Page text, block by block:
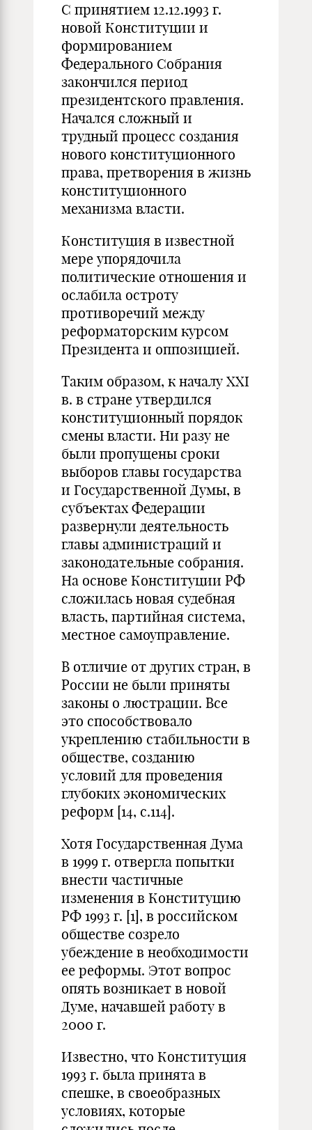
С принятием 12.12.1993 г.
новой Конституции и
формированием
Федерального Собрания
закончился период
президентского правления.
Начался сложный и
трудный процесс создания
нового конституционного
права, претворения в жизнь
конституционного
механизма власти.
Конституция в известной
мере упорядочила
политические отношения и
ослабила остроту
противоречий между
реформаторским курсом
Президента и оппозицией.
Таким образом, к началу XXI
в. в стране утвердился
конституционный порядок
смены власти. Ни разу не
были пропущены сроки
выборов главы государства
и Государственной Думы, в
субъектах Федерации
развернули деятельность
главы администраций и
законодательные собрания.
На основе Конституции РФ
сложилась новая судебная
власть, партийная система,
местное самоуправление.
В отличие от других стран, в
России не были приняты
законы о люстрации. Все
это способствовало
укреплению стабильности в
обществе, созданию
условий для проведения
глубоких экономических
реформ [14, с.114].
Хотя Государственная Дума
в 1999 г. отвергла попытки
внести частичные
изменения в Конституцию
РФ 1993 г. [1], в российском
обществе созрело
убеждение в необходимости
ее реформы. Этот вопрос
опять возникает в новой
Думе, начавшей работу в
2000 г.
Известно, что Конституция
1993 г. была принята в
спешке, в своеобразных
условиях, которые